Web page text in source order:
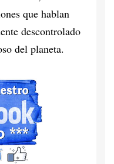
que hablan
descontrolado
del planeta.